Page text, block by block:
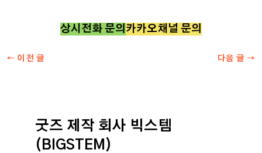
상시전화 문의 카카오채널 문의
← 이전 글 다음 글 →
굿즈 제작 회사 빅스템
(BIGSTEM)